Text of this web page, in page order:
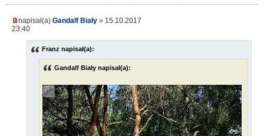
napisał(a) Gandalf Biały » 15.10.2017
23:40
Franz napisał(a):
Gandalf Biały napisał(a):